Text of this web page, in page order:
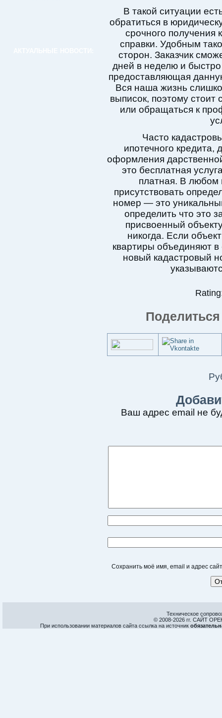
В такой ситуации
обратиться в
срочного получения
справки. Удобным
сторон. Заказчик
дней в неделю и
предоставляющая
Вся наша жизнь
выписок, поэтому
или обращаться к
Часто
ипотечного кредита,
оформления
это бесплатная
платная. В любом
присутствовать
номер — это
определить что это
присвоенный
никогда. Если
квартиры объединяют в
новый кадастровый
Ваш адрес email не
Сохранить моё имя, email и адрес
Техническое
© 2008-2026 гг. САЙТ
При использовании материалов сайта ссылка на источник